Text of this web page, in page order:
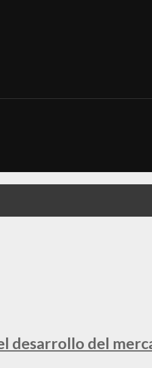
desarrollo del